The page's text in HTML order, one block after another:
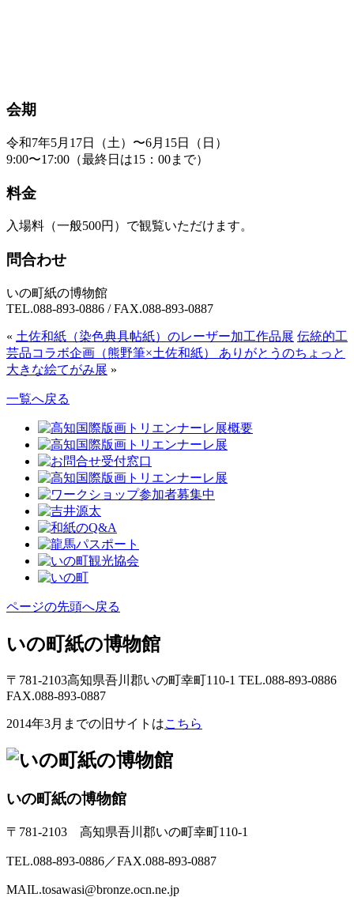
会期
令和7年5月17日（土）〜6月15日（日）
9:00〜17:00（最終日は15：00まで）
料金
入場料（一般500円）で観覧いただけます。
問合わせ
いの町紙の博物館
TEL.088-893-0886 / FAX.088-893-0887
« 土佐和紙（染色典具帖紙）のレーザー加工作品展 伝統的工
芸品コラボ企画（熊野筆×土佐和紙） ありがとうのちょっと
大きな絵てがみ展 »
一覧へ戻る
ページの先頭へ戻る
いの町紙の博物館
〒781-2103高知県吾川郡いの町幸町110-1 TEL.088-893-0886
FAX.088-893-0887
2014年3月までの旧サイトはこちら
いの町紙の博物館
〒781-2103 高知県吾川郡いの町幸町110-1
TEL.088-893-0886／FAX.088-893-0887
MAIL.tosawasi@bronze.ocn.ne.jp